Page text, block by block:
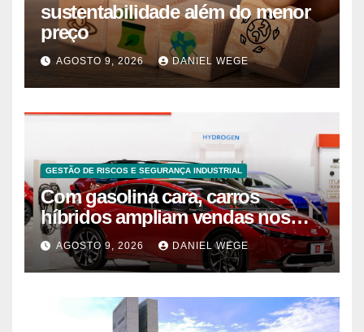
sustentabilidade além do menor
preço
AGOSTO 9, 2026 DANIEL WEGE
GESTÃO DE RISCOS E SEGURANÇA INDUSTRIAL
Com gasolina cara, carros
híbridos ampliam vendas nos
EUA – 09/08/2026 – Economia
AGOSTO 9, 2026 DANIEL WEGE